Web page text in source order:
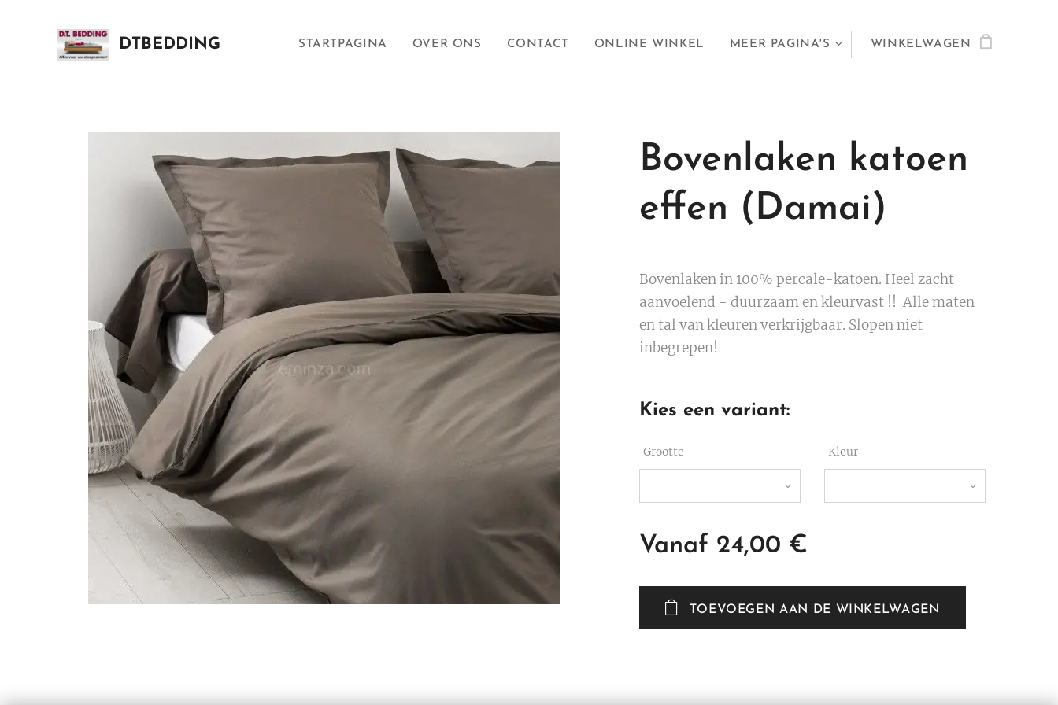
DTBEDDING STARTPAGINA OVER ONS CONTACT ONLINE WINKEL MEER PAGINA'S WINKELWAGEN
Bovenlaken katoen
effen (Damai)
Bovenlaken in 100% percale-katoen. Heel zacht
aanvoelend - duurzaam en kleurvast !! Alle maten
en tal van kleuren verkrijgbaar. Slopen niet
inbegrepen!
Kies een variant:
Grootte Kleur
Vanaf 24,00 €
TOEVOEGEN AAN DE WINKELWAGEN